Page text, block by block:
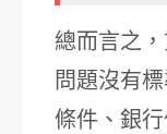
總而言之
問題沒有
條件、銀